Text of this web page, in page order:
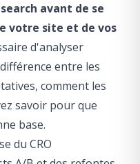
avant de se
votre site et de vos
d'analyser
entre les
comment les
savoir pour que
base.
du CRO